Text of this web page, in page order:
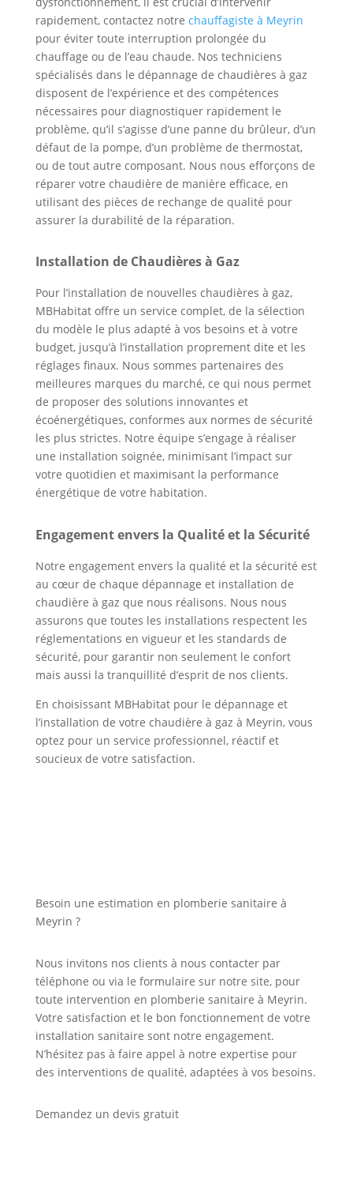
rapidement, contactez notre chauffagiste à Meyrin
pour éviter toute interruption prolongée du
chauffage ou de l’eau chaude. Nos techniciens
spécialisés dans le dépannage de chaudières à gaz
disposent de l’expérience et des compétences
nécessaires pour diagnostiquer rapidement le
problème, qu’il s’agisse d’une panne du brûleur, d’un
défaut de la pompe, d’un problème de thermostat,
ou de tout autre composant. Nous nous efforçons de
réparer votre chaudière de manière efficace, en
utilisant des pièces de rechange de qualité pour
assurer la durabilité de la réparation.
Installation de Chaudières à Gaz
Pour l’installation de nouvelles chaudières à gaz,
MBHabitat offre un service complet, de la sélection
du modèle le plus adapté à vos besoins et à votre
budget, jusqu’à l’installation proprement dite et les
réglages finaux. Nous sommes partenaires des
meilleures marques du marché, ce qui nous permet
de proposer des solutions innovantes et
écoénergétiques, conformes aux normes de sécurité
les plus strictes. Notre équipe s’engage à réaliser
une installation soignée, minimisant l’impact sur
votre quotidien et maximisant la performance
énergétique de votre habitation.
Engagement envers la Qualité et la Sécurité
Notre engagement envers la qualité et la sécurité est
au cœur de chaque dépannage et installation de
chaudière à gaz que nous réalisons. Nous nous
assurons que toutes les installations respectent les
réglementations en vigueur et les standards de
sécurité, pour garantir non seulement le confort
mais aussi la tranquillité d’esprit de nos clients.
En choisissant MBHabitat pour le dépannage et
l’installation de votre chaudière à gaz à Meyrin, vous
optez pour un service professionnel, réactif et
soucieux de votre satisfaction.
Besoin une estimation en plomberie sanitaire à
Meyrin ?
Nous invitons nos clients à nous contacter par
téléphone ou via le formulaire sur notre site, pour
toute intervention en plomberie sanitaire à Meyrin.
Votre satisfaction et le bon fonctionnement de votre
installation sanitaire sont notre engagement.
N’hésitez pas à faire appel à notre expertise pour
des interventions de qualité, adaptées à vos besoins.
Demandez un devis gratuit